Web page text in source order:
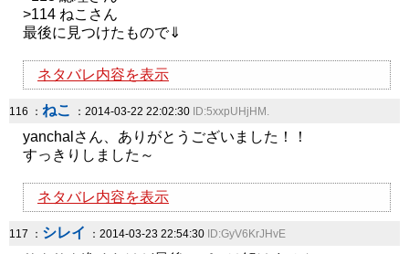
>114 ねこさん
最後に見つけたもので⇓
ネタバレ内容を表示
116 ： ねこ ：2014-03-22 22:02:30 ID:5xxpUHjHM.
yanchalさん、ありがとうございました！！
すっきりしました～
ネタバレ内容を表示
117 ： シレイ ：2014-03-23 22:54:30 ID:GyV6KrJHvE